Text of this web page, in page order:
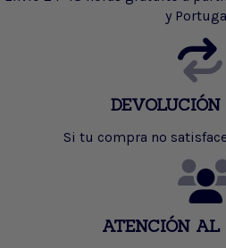
y
Si tu compra no
ATENCIÓN AL